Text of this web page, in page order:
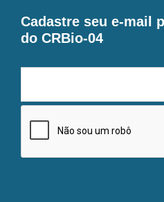
Cadastre seu e-mail
do CRBio-04